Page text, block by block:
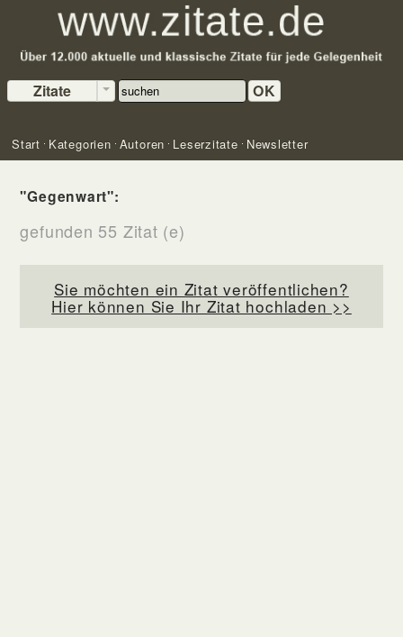
Zitate OK
Start Kategorien Autoren Leserzitate Newsletter
"Gegenwart":
gefunden 55 Zitat (e)
Sie möchten ein Zitat veröffentlichen?
Hier können Sie Ihr Zitat hochladen >>